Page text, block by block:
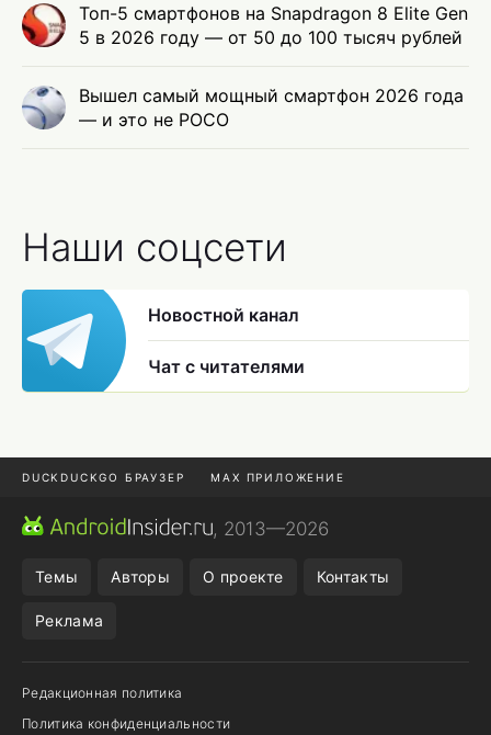
Топ-5 смартфонов на Snapdragon 8 Elite Gen
5 в 2026 году — от 50 до 100 тысяч рублей
Вышел самый мощный смартфон 2026 года
— и это не POCO
Наши соцсети
Новостной канал
Чат с читателями
DUCKDUCKGO БРАУЗЕР MAX ПРИЛОЖЕНИЕ
ПРИЛОЖЕНИЯ ANDROID
, 2013—2026
Темы Авторы О проекте Контакты
Реклама
Редакционная политика
Политика конфиденциальности